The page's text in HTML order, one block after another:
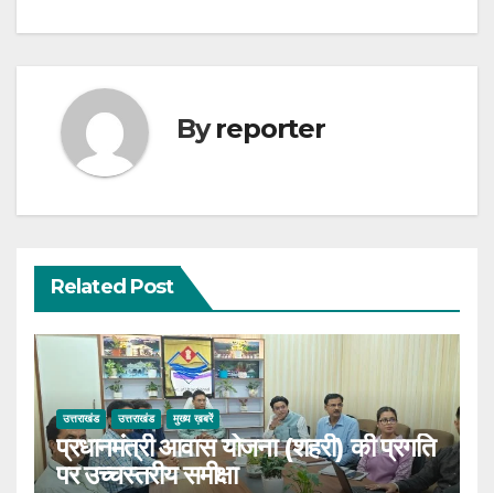
Byreporter
Related Post
उत्तराखंड उत्तराखंड मुख्य ख़बरें
प्रधानमंत्री आवास योजना (शहरी) की प्रगति
पर उच्चस्तरीय समीक्षा